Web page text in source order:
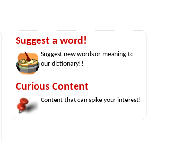
Suggest a word!
Suggest new words or meaning to
our dictionary!!
Curious Content
Content that can spike your interest!